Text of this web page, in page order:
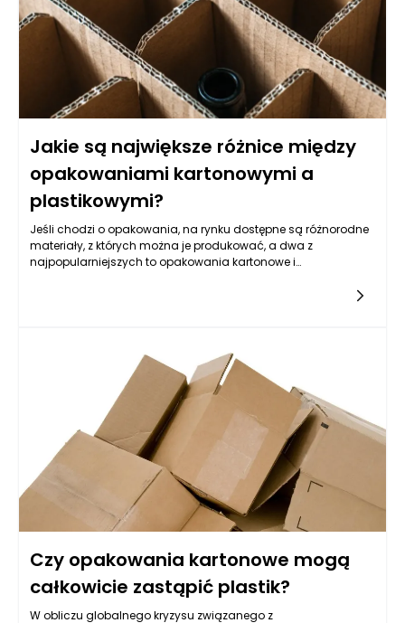
Jakie są największe różnice między
opakowaniami kartonowymi a
plastikowymi?
Jeśli chodzi o opakowania, na rynku dostępne są różnorodne
materiały, z których można je produkować, a dwa z
najpopularniejszych to opakowania kartonowe i
łatwość w recyclingu oraz przyjazność dla środowiska. Z kolei
opakowania plastikowe, które są produkowane z różnych
typów tworzyw sztucznych, charakteryzują się dużą
wytrzymałością i elastycznością. Najważniejsze różnice
między tymi dwoma rodzajami opakowań odzwierciedlają
nie tylko ich właściwości fizyczne, ale także ich wpływ na
środowisko oraz aspekty ekonomiczne związane z ich
produkcją i dystrybucją.
Czy opakowania kartonowe mogą
całkowicie zastąpić plastik?
W obliczu globalnego kryzysu związanego z